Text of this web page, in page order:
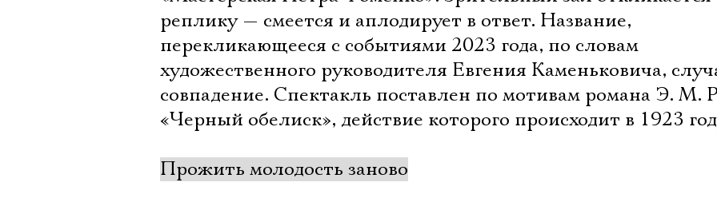
реплику — смеется и аплодирует в ответ. Название,
перекликающееся с событиями 2023 года, по словам
художественного руководителя Евгения Каменьковича,
совпадение. Спектакль поставлен по мотивам романа Э. М.
«Черный обелиск», действие которого происходит в 1923
Прожить молодость заново